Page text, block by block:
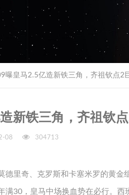
曝皇马2.5亿造新铁三角，齐祖钦点2
新铁三角，齐祖钦
08 304713
德里奇、克罗斯和卡塞米罗的黄
满30，皇马中场换血势在必行。西